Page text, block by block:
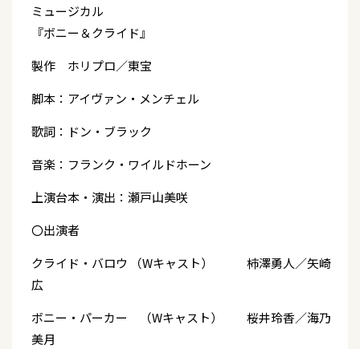
ミュージカル
『ボニー＆クライド』
製作 ホリプロ／東宝
脚本：アイヴァン・メンチェル
歌詞：ドン・ブラック
音楽：フランク・ワイルドホーン
上演台本・演出：瀬戸山美咲
〇出演者
クライド・バロウ （Wキャスト） 柿澤勇人／矢崎
広
ボニー・パーカー （Wキャスト） 桜井玲香／海乃
美月